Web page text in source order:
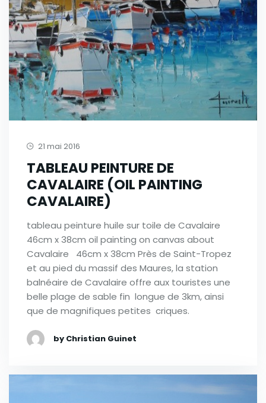
21 mai 2016
TABLEAU PEINTURE DE
CAVALAIRE (OIL PAINTING
CAVALAIRE)
tableau peinture huile sur toile de Cavalaire
46cm x 38cm oil painting on canvas about
Cavalaire 46cm x 38cm Près de Saint-Tropez
et au pied du massif des Maures, la station
balnéaire de Cavalaire offre aux touristes une
belle plage de sable fin longue de 3km, ainsi
que de magnifiques petites criques.
by Christian Guinet